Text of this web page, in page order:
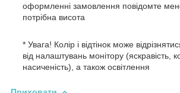
оформленні замовлення повідомте
потрібна висота
* Увага! Колір і відтінок може
від налаштувань монітору (яскравість,
насиченість), а також освітлення